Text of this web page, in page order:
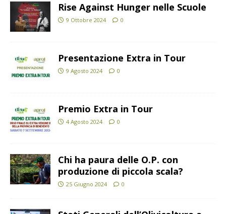
Rise Against Hunger nelle Scuole
9 Ottobre 2024 0
Presentazione Extra in Tour
9 Agosto 2024 0
Premio Extra in Tour
4 Agosto 2024 0
Chi ha paura delle O.P. con
produzione di piccola scala?
25 Giugno 2024 0